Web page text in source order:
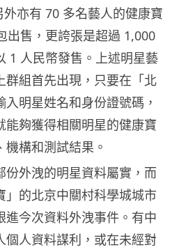
亦有 70 多名藝人的健康寶
出售，更誇張是超過 1,000
1 人民幣發售。上述明星藝
群組首先出現，只要在「北
明星姓名和身份證號碼，
能夠獲得相關明星的健康寶
構和測試結果。
份外洩的明星資料屬實，而
」的北京中關村科學城城市
進今次資料外洩事件。有中
個人資料謀利，或在未經對